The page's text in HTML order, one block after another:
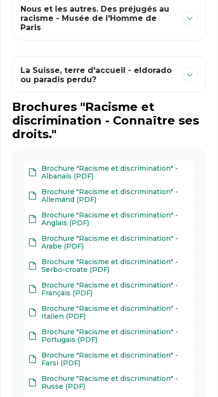
Nous et les autres. Des préjugés au
racisme - Musée de l'Homme de
Paris
La Suisse, terre d'accueil - eldorado
ou paradis perdu?
Brochures "Racisme et
discrimination - Connaître ses
droits."
Brochure "Racisme et discrimination" -
Albanais (PDF)
Brochure "Racisme et discrimination" -
Allemand (PDF)
Brochure "Racisme et discrimination" -
Anglais (PDF)
Brochure "Racisme et discrimination" -
Arabe (PDF)
Brochure "Racisme et discrimination" -
Serbo-croate (PDF)
Brochure "Racisme et discrimination" -
Français (PDF)
Brochure "Racisme et discrimination" -
Italien (PDF)
Brochure "Racisme et discrimination" -
Portugais (PDF)
Brochure "Racisme et discrimination" -
Farsi (PDF)
Brochure "Racisme et discrimination" -
Russe (PDF)